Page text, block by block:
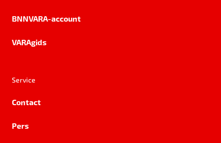
BNNVARA-account
VARAgids
Service
Contact
Pers